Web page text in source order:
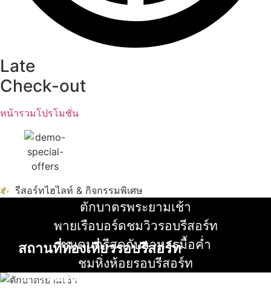
นับหิ่งห้อย ร้อยลำพู ดูพระจันทร์
Late
Check-out
หน้ารวมโปรโมชั่น
รีสอร์ทไฮไลท์ & กิจกรรมพิเศษ
ตักบาตรพระยามเช้า
อ่านเพิ่ม
พายเรือบอร์ดชมวิวรอบรีสอร์ท
อ่านเพิ่ม
ชมดนตรีสดกับอาหารมื้อค่ำ
อ่านเพิ่ม
ชมหิ่งห้อยรอบรีสอร์ท
สถานที่ท่องเที่ยวรอบรีสอร์ท
"ตลาดน้ำอัมพวา"